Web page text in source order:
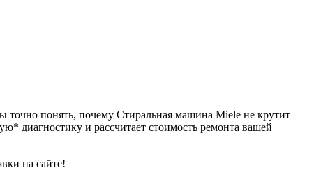
понять, почему Стиральная машина Miele не крутит
диагностику и рассчитает стоимость ремонта вашей
на сайте!